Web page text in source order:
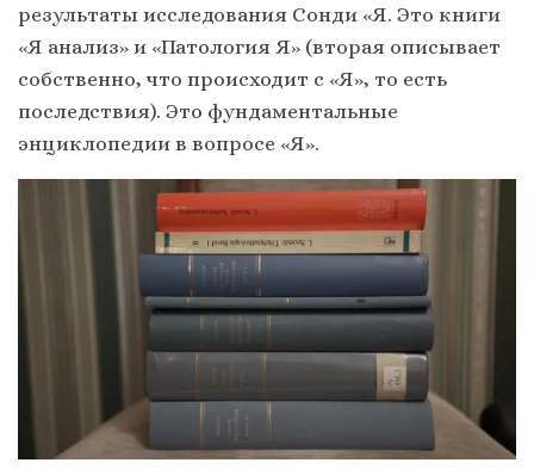
результаты исследования Сонди «Я. Это книги
«Я анализ» и «Патология Я» (вторая описывает
собственно, что происходит с «Я», то есть
последствия). Это фундаментальные
энциклопедии в вопросе «Я».